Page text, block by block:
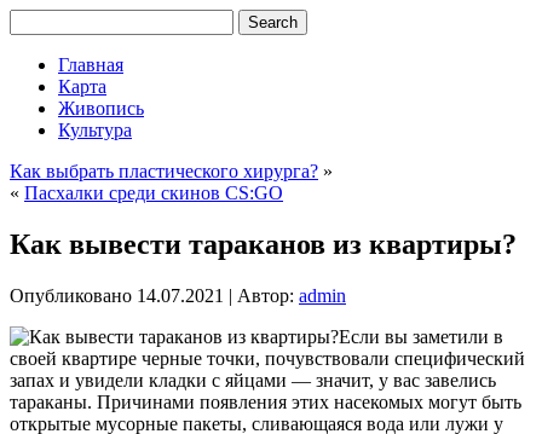
Главная
Карта
Живопись
Культура
Как выбрать пластического хирурга? »
« Пасхалки среди скинов CS:GO
Как вывести тараканов из квартиры?
Опубликовано 14.07.2021 | Автор: admin
Если вы заметили в
своей квартире черные точки, почувствовали специфический
запах и увидели кладки с яйцами — значит, у вас завелись
тараканы. Причинами появления этих насекомых могут быть
открытые мусорные пакеты, сливающаяся вода или лужи у